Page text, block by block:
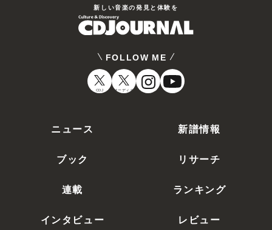
新しい⾳楽の発⾒と体験を
FOLLOW ME
CDJ オーディオ
ニュース 新譜情報
ブック リサーチ
連載 ランキング
インタビュー レビュー